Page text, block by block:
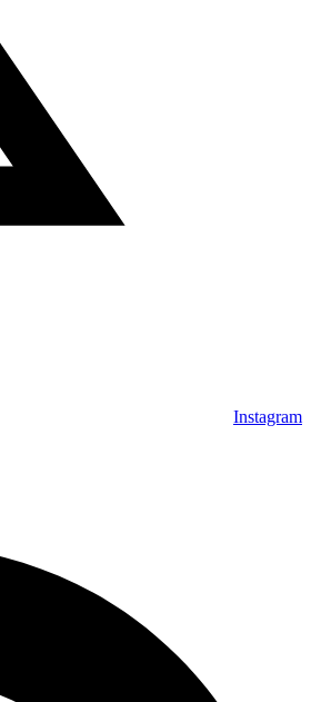
Instagram